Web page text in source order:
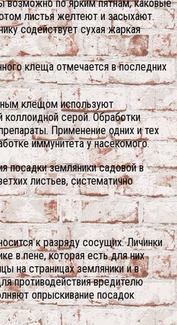
возможно по ярким пятнам, каковые
листья желтеют и засыхают.
содействует сухая жаркая
клеща отмечается в последних
клещом используют
коллоидной серой. Обработки
Применение одних и тех
иммунитета у насекомого.
посадки земляники садовой в
листьев, систематично
к разряду сосущих. Личинки
в пене, которая есть для них
на страницах земляники и в
противодействия вредителю
опрыскивание посадок